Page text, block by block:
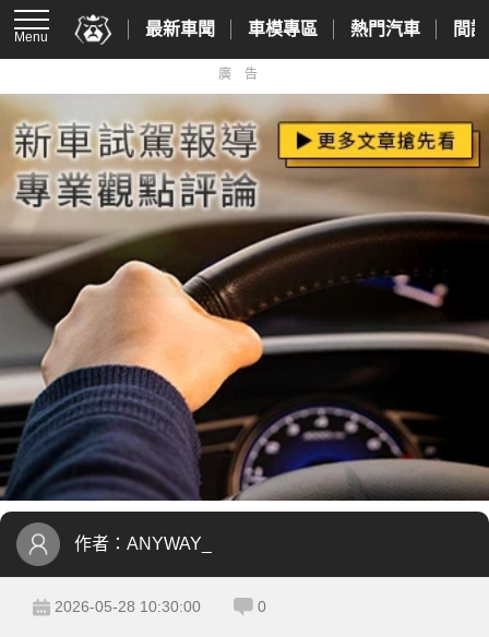
Menu 最新車聞 車模專區 熱門汽車 間
廣告
作者： ANYWAY_
2026-05-28 10:30:00 0